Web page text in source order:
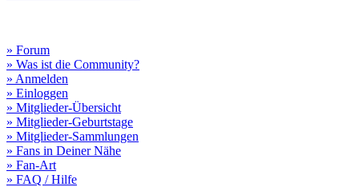
» Forum
» Was ist die Community?
» Anmelden
» Einloggen
» Mitglieder-Übersicht
» Mitglieder-Geburtstage
» Mitglieder-Sammlungen
» Fans in Deiner Nähe
» Fan-Art
» FAQ / Hilfe